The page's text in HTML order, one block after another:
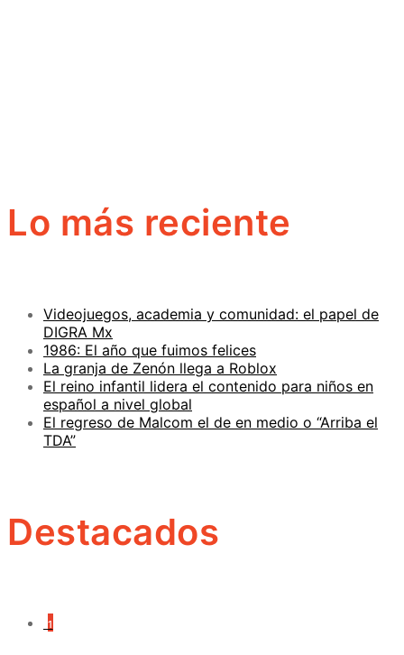
Lo más reciente
Videojuegos, academia y comunidad: el papel de
DIGRA Mx
1986: El año que fuimos felices
La granja de Zenón llega a Roblox
El reino infantil lidera el contenido para niños en
español a nivel global
El regreso de Malcom el de en medio o “Arriba el
TDA”
Destacados
1